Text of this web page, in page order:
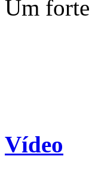
Um forte
Vídeo